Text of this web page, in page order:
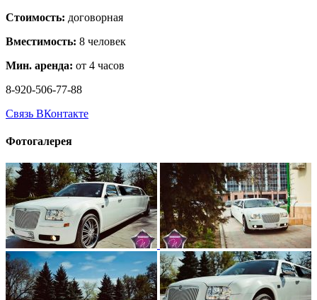
Стоимость: договорная
Вместимость: 8 человек
Мин. аренда: от 4 часов
8-920-506-77-88
Связь ВКонтакте
Фотогалерея